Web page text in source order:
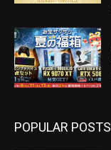
POPULAR POSTS